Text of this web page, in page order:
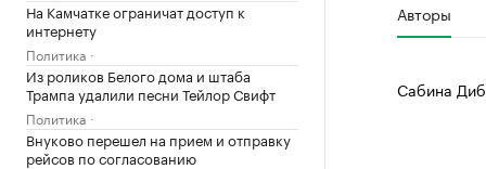
На Камчатке ограничат доступ к
интернету
Политика
Из роликов Белого дома и штаба
Трампа удалили песни Тейлор Свифт
Политика
Внуково перешел на прием и отправку
рейсов по согласованию
Авторы
Сабина